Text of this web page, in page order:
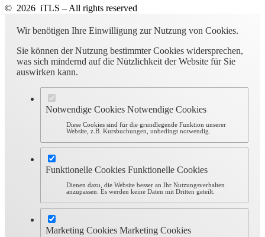
© 2026 iTLS – All rights reserved
Wir benötigen Ihre Einwilligung zur Nutzung von Cookies.
Sie können der Nutzung bestimmter Cookies widersprechen,
was sich mindernd auf die Nützlichkeit der Website für Sie
auswirken kann.
Notwendige Cookies Notwendige Cookies
Diese Cookies sind für die grundlegende Funktion unserer
Website, z.B. Kursbuchungen, unbedingt notwendig.
Funktionelle Cookies Funktionelle Cookies
Dienen dazu, die Website besser an Ihr Nutzungsverhalten
anzupassen. Es werden keine Daten mit Dritten geteilt.
Marketing Cookies Marketing Cookies